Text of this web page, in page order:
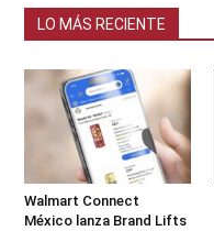
LO MÁS RECIENTE
Walmart Connect
México lanza Brand Lifts